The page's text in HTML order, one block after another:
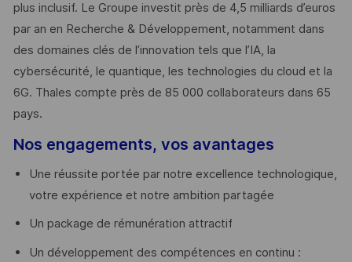
plus inclusif. Le Groupe investit près de 4,5 milliards d’euros
par an en Recherche & Développement, notamment dans
des domaines clés de l’innovation tels que l’IA, la
cybersécurité, le quantique, les technologies du cloud et la
6G. Thales compte près de 85 000 collaborateurs dans 65
pays. ​
Nos engagements, vos avantages
Une réussite portée par notre excellence technologique,
votre expérience et notre ambition partagée
Un package de rémunération attractif
Un développement des compétences en continu :